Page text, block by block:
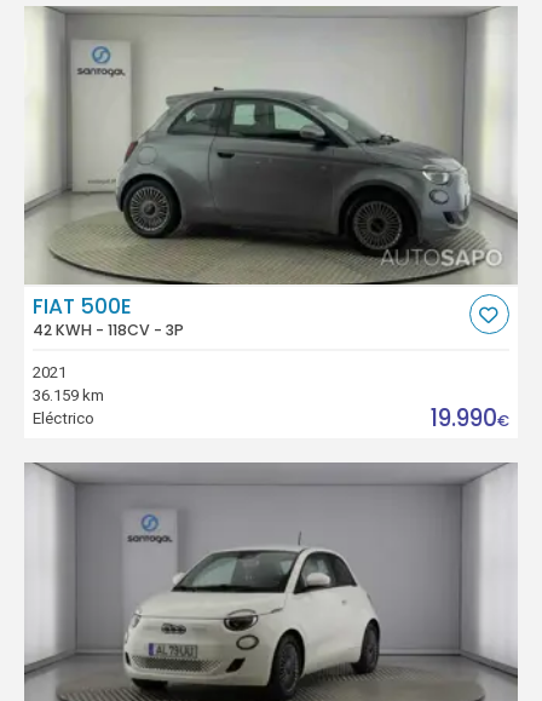
FIAT 500E
42 KWH - 118CV - 3P
2021
36.159 km
Eléctrico
19.990€